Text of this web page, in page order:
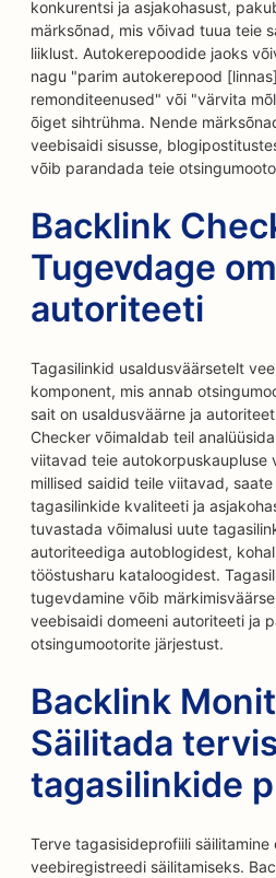
konkurentsi ja asjakohasust,
märksõnad, mis võivad tuua teie
liiklust. Autokerepoodide jaoks
nagu "parim autokerepood
remonditeenused" või "värvita
õiget sihtrühma. Nende
veebisaidi sisusse,
võib parandada teie
Backlink
Tugevdage
autoriteeti
Tagasilinkid usaldusväärsetelt
komponent, mis annab
sait on usaldusväärne ja
Checker võimaldab teil
viitavad teie autokorpuskaupluse
millised saidid teile viitavad,
tagasilinkide kvaliteeti ja
tuvastada võimalusi uute
autoriteediga autoblogidest,
tööstusharu kataloogidest.
tugevdamine võib
veebisaidi domeeni autoriteeti ja
otsingumootorite järjestust.
Backlink
Säilitada
tagasilinkide
Terve tagasisideprofiili säilitamine
veebiregistreedi säilitamiseks.